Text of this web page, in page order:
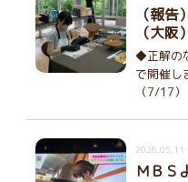
（報
（大阪）
◆正解の
で開催し
（7/17）
2026.05.11
ＭＢＳ